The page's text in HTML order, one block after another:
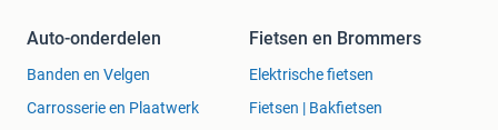
Auto-onderdelen
Banden en Velgen
Carrosserie en Plaatwerk
Fietsen en Brommers
Elektrische fietsen
Fietsen | Bakfietsen